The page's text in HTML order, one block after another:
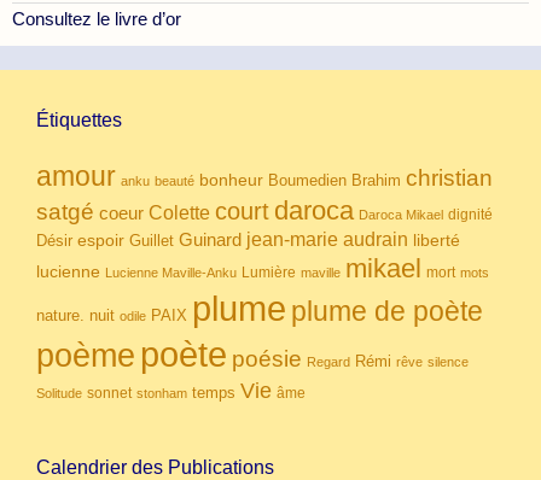
Consultez le livre d’or
Étiquettes
amour anku beauté bonheur Boumedien Brahim christian
satgé coeur Colette court daroca Daroca Mikael dignité
Désir espoir Guillet Guinard jean-marie audrain liberté
lucienne Lucienne Maville-Anku Lumière maville mikael mort mots
nature. nuit odile PAIX plume plume de poète
poème poète poésie Regard Rémi rêve silence
Solitude sonnet stonham temps Vie âme
Calendrier des Publications